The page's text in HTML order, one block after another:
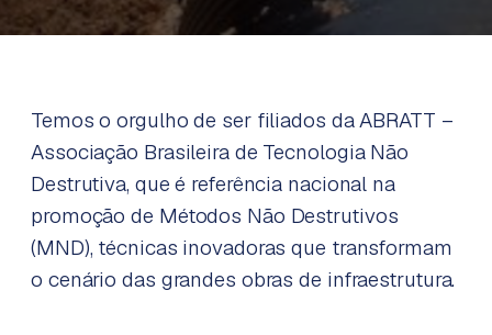
Temos o orgulho de ser filiados da ABRATT –
Associação Brasileira de Tecnologia Não
Destrutiva, que é referência nacional na
promoção de Métodos Não Destrutivos
(MND), técnicas inovadoras que transformam
o cenário das grandes obras de infraestrutura.